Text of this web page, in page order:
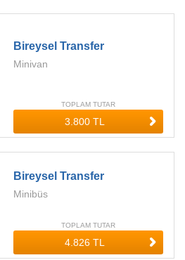
Bireysel Transfer
Minivan
TOPLAM TUTAR
Bireysel Transfer
Minibüs
TOPLAM TUTAR